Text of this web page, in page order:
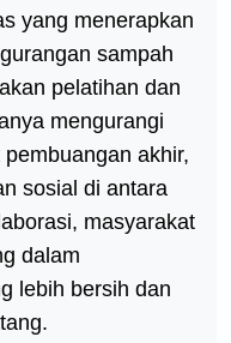
yang menerapkan
sampah
pelatihan dan
mengurangi
akhir,
sosial di antara
masyarakat
dalam
lebih bersih dan